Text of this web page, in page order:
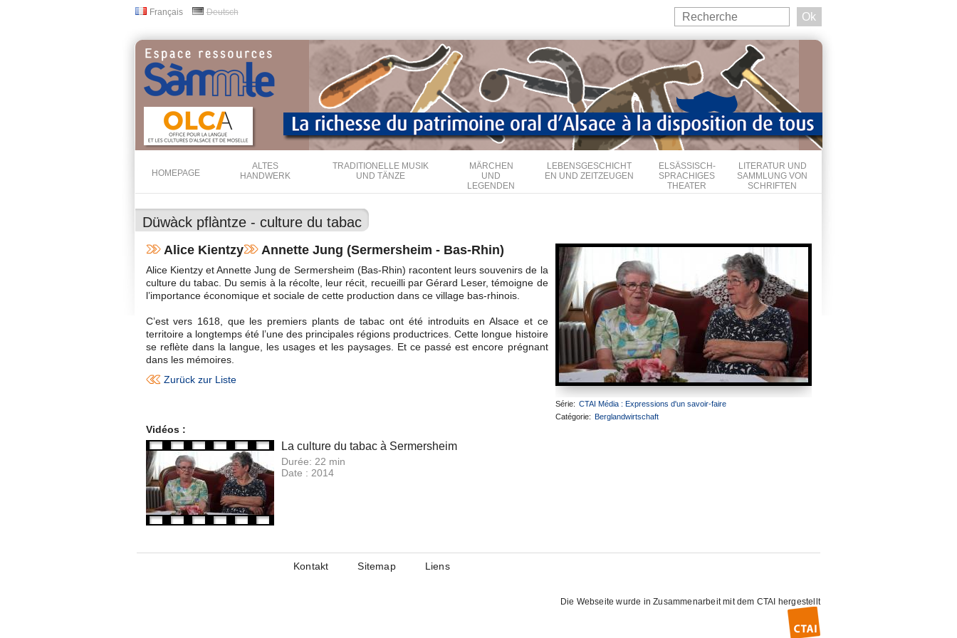
Inhalt
Français Deutsch
Suchformular
Search
this
site
HOMEPAGE
ALTES
HANDWERK
TRADITIONELLE MUSIK
UND TÄNZE
MÄRCHEN
UND
LEGENDEN
LEBENSGESCHICHT
EN UND ZEITZEUGEN
ELSÄSSISCH-
SPRACHIGES
THEATER
LITERATUR UND
SAMMLUNG VON
SCHRIFTEN
Düwàck pflàntze - culture du tabac
Série: CTAI Média : Expressions d'un savoir-faire
Catégorie: Berglandwirtschaft
Alice Kientzy Annette Jung (Sermersheim - Bas-Rhin)
Alice Kientzy et Annette Jung de Sermersheim (Bas-Rhin) racontent leurs souvenirs de la
culture du tabac. Du semis à la récolte, leur récit, recueilli par Gérard Leser, témoigne de
l’importance économique et sociale de cette production dans ce village bas-rhinois.
C’est vers 1618, que les premiers plants de tabac ont été introduits en Alsace et ce
territoire a longtemps été l’une des principales régions productrices. Cette longue histoire
se reflète dans la langue, les usages et les paysages. Et ce passé est encore prégnant
dans les mémoires.
Zurück zur Liste
Vidéos :
La culture du tabac à Sermersheim
Durée: 22 min
Date : 2014
Kontakt Sitemap Liens
Die Webseite wurde in Zusammenarbeit mit dem CTAI hergestellt